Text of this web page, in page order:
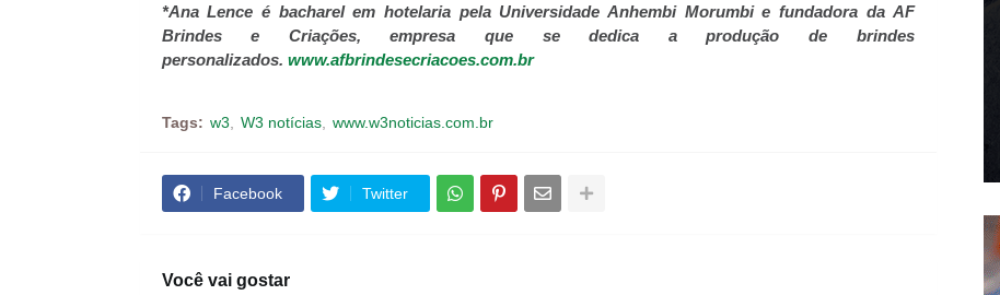
*Ana Lence é bacharel em hotelaria pela Universidade Anhembi Morumbi e fundadora da AF
Brindes e Criações, empresa que se dedica a produção de brindes
personalizados. www.afbrindesecriacoes.com.br
Tags: w3 W3 notícias www.w3noticias.com.br
Facebook Twitter
Você vai gostar